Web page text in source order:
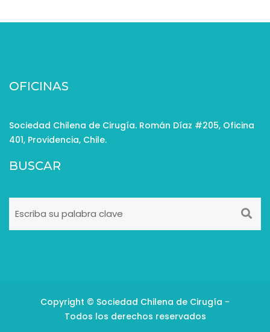
OFICINAS
Sociedad Chilena de Cirugía. Román Díaz #205, Oficina
401, Providencia, Chile.
BUSCAR
Copyright © Sociedad Chilena de Cirugía -
Todos los derechos reservados